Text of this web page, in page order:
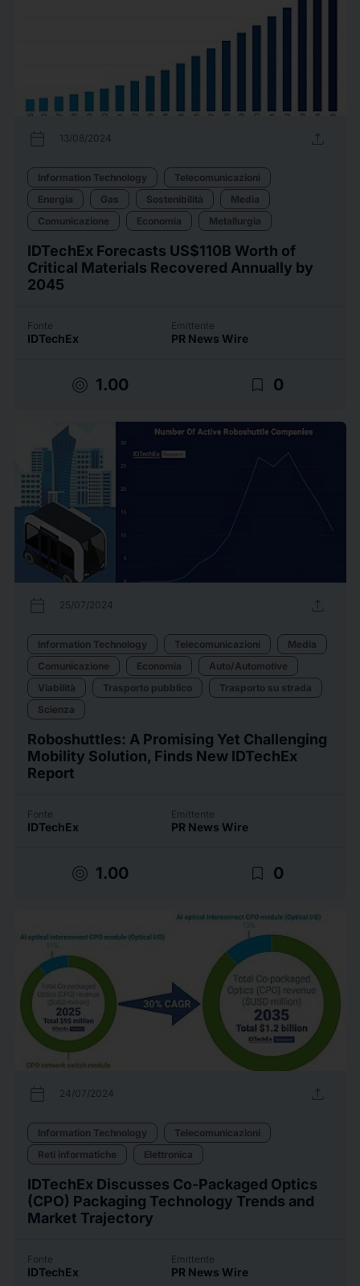
calendar_today 13/08/2024 upload
Information Technology
Telecomunicazioni
Energia
Gas Sostenibilità
Media
Comunicazione
Economia Metallurgia
IDTechEx Forecasts US$110B Worth of
Critical Materials Recovered Annually by
2045
Fonte
IDTechEx
Emittente
PR News Wire
target 1.00 bookmark_border 0
calendar_today 25/07/2024 upload
Information Technology Telecomunicazioni
Media
Comunicazione
Economia
Auto/Automotive
Viabilità
Trasporto pubblico
Trasporto su strada
Scienza
Roboshuttles: A Promising Yet Challenging
Mobility Solution, Finds New IDTechEx
Report
Fonte
IDTechEx
Emittente
PR News Wire
target 1.00 bookmark_border 0
calendar_today 24/07/2024 upload
Information Technology
Telecomunicazioni
Reti informatiche
Elettronica
IDTechEx Discusses Co-Packaged Optics
(CPO) Packaging Technology Trends and
Market Trajectory
Fonte
IDTechEx
Emittente
PR News Wire